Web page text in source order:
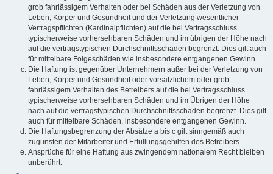
grob fahrlässigem Verhalten oder bei Schäden aus der Verletzung von
Leben, Körper und Gesundheit und der Verletzung wesentlicher
Vertragspflichten (Kardinalpflichten) auf die bei Vertragsschluss
typischerweise vorhersehbaren Schäden und im übrigen der Höhe nach
auf die vertragstypischen Durchschnittsschäden begrenzt. Dies gilt auch
für mittelbare Folgeschäden wie insbesondere entgangenen Gewinn.
Die Haftung ist gegenüber Unternehmern außer bei der Verletzung von
Leben, Körper und Gesundheit oder vorsätzlichem oder grob
fahrlässigem Verhalten des Betreibers auf die bei Vertragsschluss
typischerweise vorhersehbaren Schäden und im Übrigen der Höhe
nach auf die vertragstypischen Durchschnittsschäden begrenzt. Dies gilt
auch für mittelbare Schäden, insbesondere entgangenen Gewinn.
Die Haftungsbegrenzung der Absätze a bis c gilt sinngemäß auch
zugunsten der Mitarbeiter und Erfüllungsgehilfen des Betreibers.
Ansprüche für eine Haftung aus zwingendem nationalem Recht bleiben
unberührt.